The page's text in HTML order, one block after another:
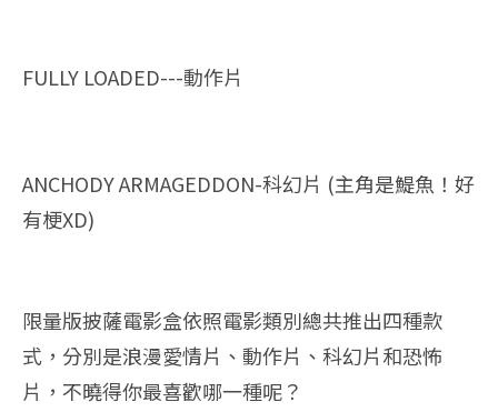
FULLY LOADED---動作片
ANCHODY ARMAGEDDON-科幻片 (主角是鯷魚！好
有梗XD)
限量版披薩電影盒依照電影類別總共推出四種款
式，分別是浪漫愛情片、動作片、科幻片和恐怖
片，不曉得你最喜歡哪一種呢？